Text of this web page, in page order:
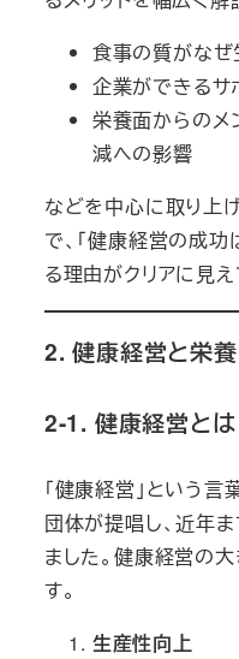
食事の質がな
企業ができるサ
栄養面からのメ
減への影響
などを中心に取り上
で、「健康経営の成
る理由がクリアに見え
2. 健康経営と栄
2-1. 健康経営とは
「健康経営」という
団体が提唱し、近年
ました。健康経営の
す。
生産性向上